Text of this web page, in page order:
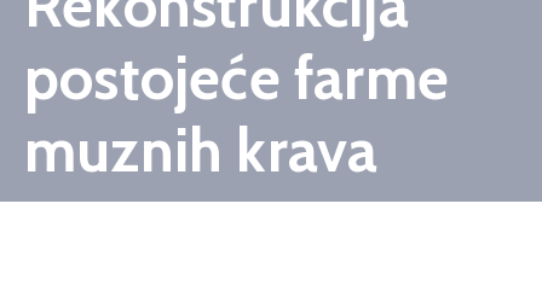
postojeće farme
muznih krava